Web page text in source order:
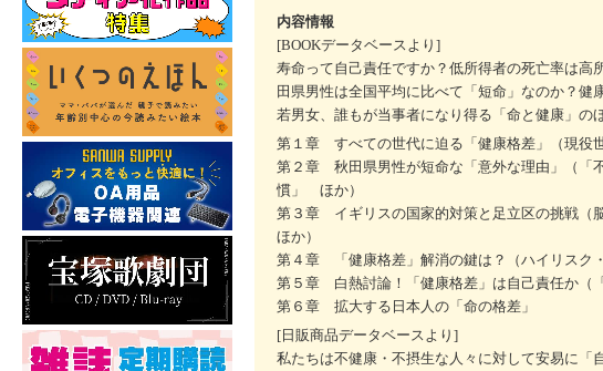
内容情報
[BOOKデータベースより]
寿命って自己責任ですか？低所得者の死亡率は高
田県男性は全国平均に比べて「短命」なのか？
若男女、誰もが当事者になり得る「命と健康」の
第１章 すべての世代に迫る「健康格差」（現役
第２章 秋田県男性が短命な「意外な理由」（「
慣」 ほか）
第３章 イギリスの国家的対策と足立区の挑戦（
ほか）
第４章 「健康格差」解消の鍵は？（ハイリスク
第５章 白熱討論！「健康格差」は自己責任か（
第６章 拡大する日本人の「命の格差」
[日販商品データベースより]
私たちは不健康・不摂生な人々に対して安易に